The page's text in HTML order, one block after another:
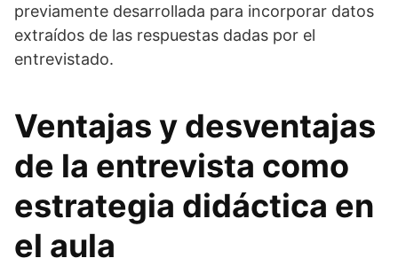
previamente desarrollada para incorporar datos
extraídos de las respuestas dadas por el
entrevistado.
Ventajas y desventajas
de la entrevista como
estrategia didáctica en
el aula